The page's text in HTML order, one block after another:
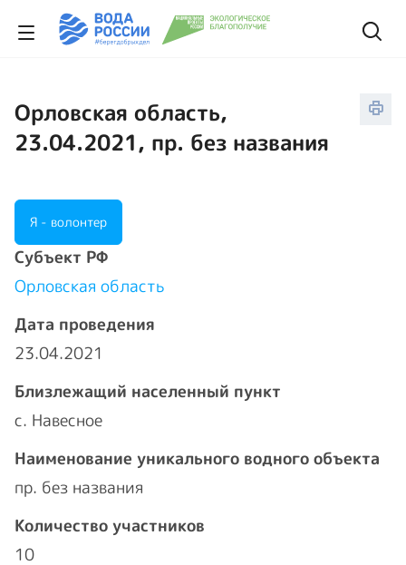
Орловская область,
23.04.2021, пр. без названия
Я - волонтер
Cубъект РФ
Орловская область
Дата проведения
23.04.2021
Близлежащий населенный пункт
с. Навесное
Наименование уникального водного объекта
пр. без названия
Количество участников
10